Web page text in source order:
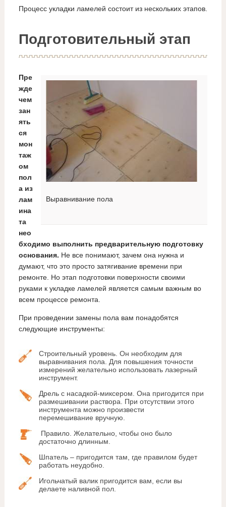
Процесс укладки ламелей состоит из нескольких этапов.
Подготовительный этап
Выравнивание пола
Пре
жде
чем
зан
ять
ся
мон
таж
ом
пол
а из
лам
ина
та
нео
бходимо выполнить предварительную подготовку
основания. Не все понимают, зачем она нужна и
думают, что это просто затягивание времени при
ремонте. Но этап подготовки поверхности своими
руками к укладке ламелей является самым важным во
всем процессе ремонта.
При проведении замены пола вам понадобятся
следующие инструменты:
Строительный уровень. Он необходим для
выравнивания пола. Для повышения точности
измерений желательно использовать лазерный
инструмент.
Дрель с насадкой-миксером. Она пригодится при
размешивании раствора. При отсутствии этого
инструмента можно произвести
перемешивание вручную.
Правило. Желательно, чтобы оно было
достаточно длинным.
Шпатель – пригодится там, где правилом будет
работать неудобно.
Игольчатый валик пригодится вам, если вы
делаете наливной пол.